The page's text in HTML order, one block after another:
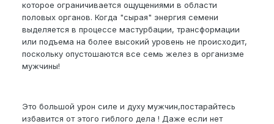
которое ограничивается ощущениями в области
половых органов. Когда "сырая" энергия семени
выделяется в процессе мастурбации, трансформации
или подъема на более высокий уровень не происходит,
поскольку опустошаются все семь желез в организме
мужчины!
Это большой урон силе и духу мужчин,постарайтесь
избавится от этого гиблого дела ! Даже если нет